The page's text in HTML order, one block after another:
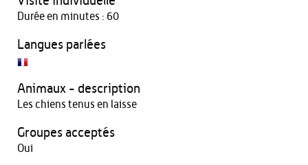
Durée en minutes : 60
Langues parlées
Animaux - description
Les chiens tenus en laisse
Groupes acceptés
Oui